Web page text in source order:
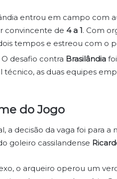
entrou em campo com
convincente de 4 a 1. Com
tempos e estreou com o
O desafio contra Brasilândia
as duas equipes
do Jogo
decisão da vaga foi para a
goleiro cassilandense
o arqueiro operou um